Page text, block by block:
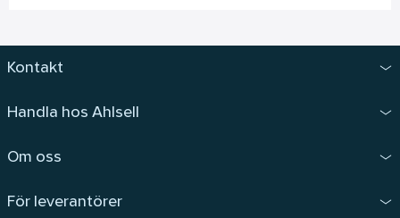
Kontakt
Handla hos Ahlsell
Om oss
För leverantörer